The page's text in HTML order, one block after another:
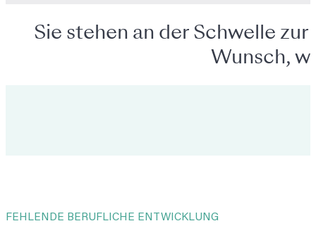
Sie stehen an der Schwelle
Wunsch,
FEHLENDE BERUFLICHE ENTWICKLUNG